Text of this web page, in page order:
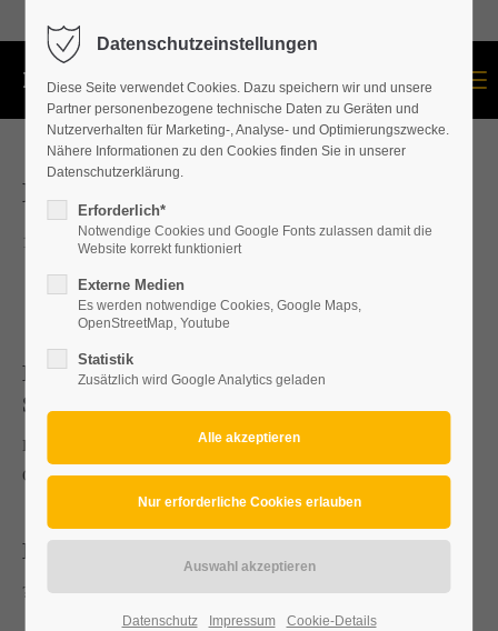
Burgenländische Handwerkerbonus
12.02.2021. 14:38
Dachdecker/Dachdeckerei u.
Spengler/Spenglerei Bezirk Mattersburg
Dachdeckerei u. Spenglerei Bezirk Mattersburg, Eisenstadt,
Oberpullendorf, Baden, Wr.Neustadt, Neunkirchen
Burgenländische Handwerkerbonus 2021
???? Der Burgenländische Handwerkerbonus ????
Datenschutzeinstellungen
Diese Seite verwendet Cookies. Dazu speichern wir und unsere
Partner personenbezogene technische Daten zu Geräten und
Nutzerverhalten für Marketing-, Analyse- und Optimierungszwecke.
Nähere Informationen zu den Cookies finden Sie in unserer
Datenschutzerklärung.
Erforderlich*
Notwendige Cookies und Google Fonts zulassen damit die
Website korrekt funktioniert
Externe Medien
Es werden notwendige Cookies, Google Maps,
OpenStreetMap, Youtube
Statistik
Zusätzlich wird Google Analytics geladen
Datenschutz Impressum Cookie-Details